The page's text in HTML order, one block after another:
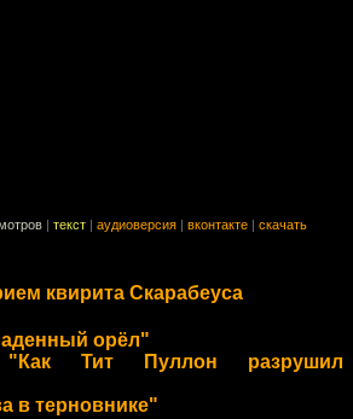
текст аудиоверсия вконтакте скачать
квирита Скарабеуса
орёл"
Тит Пуллон разрушил
в терновнике"